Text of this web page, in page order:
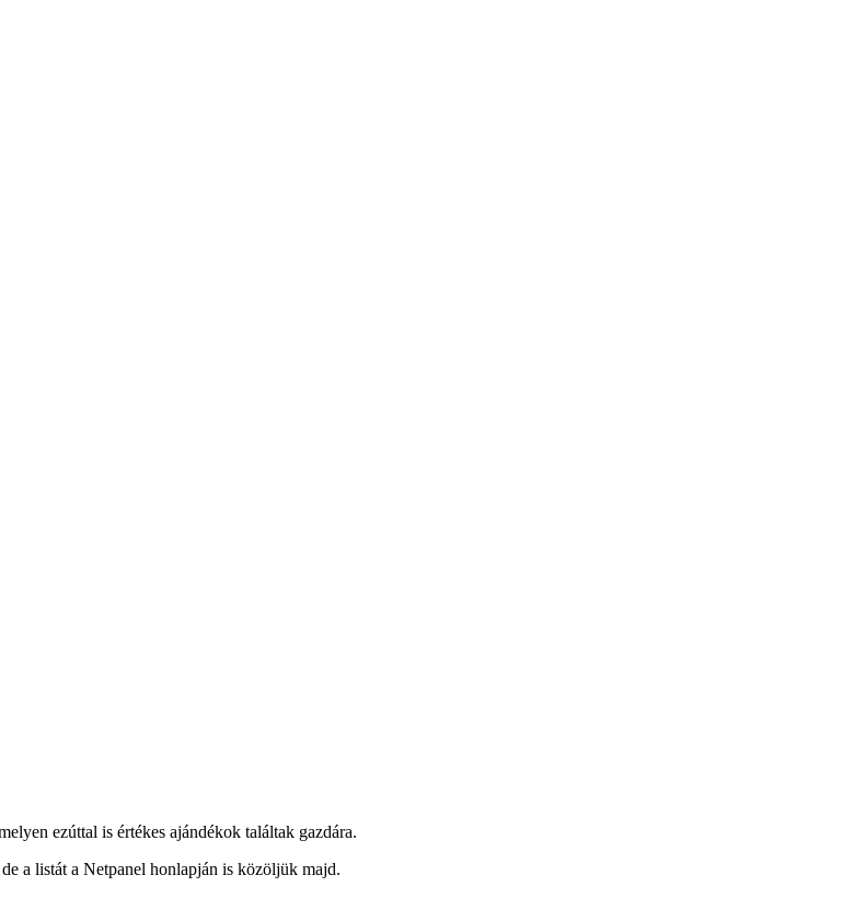
ezúttal is értékes ajándékok találtak gazdára.
a listát a Netpanel honlapján is közöljük majd.